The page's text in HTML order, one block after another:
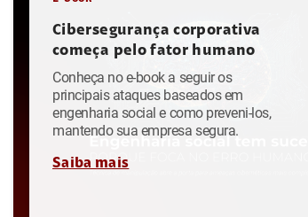
Cibersegurança corporativa
começa pelo fator humano
Conheça no e-book a seguir os
principais ataques baseados em
engenharia social e como preveni-los,
mantendo sua empresa segura.
Saiba mais